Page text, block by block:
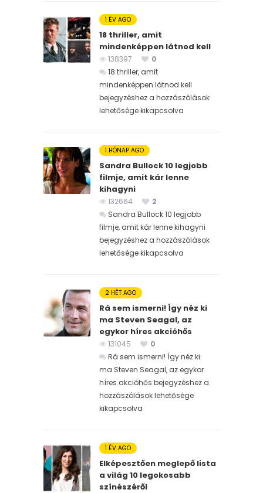
1 ÉV AGO
18 thriller, amit
mindenképpen látnod kell
138397
0
18 thriller, amit
mindenképpen látnod kell
bejegyzéshez a hozzászólások
lehetősége kikapcsolva
1 HÓNAP AGO
Sandra Bullock 10 legjobb
filmje, amit kár lenne
kihagyni
132664
2
Sandra Bullock 10 legjobb
filmje, amit kár lenne kihagyni
bejegyzéshez a hozzászólások
lehetősége kikapcsolva
2 HÉT AGO
Rá sem ismerni! Így néz ki
ma Steven Seagal, az
egykor híres akcióhős
131045
0
Rá sem ismerni! Így néz ki
ma Steven Seagal, az egykor
híres akcióhős bejegyzéshez a
hozzászólások lehetősége
kikapcsolva
1 ÉV AGO
Elképesztően meglepő lista
a világ 10 legokosabb
színészéről